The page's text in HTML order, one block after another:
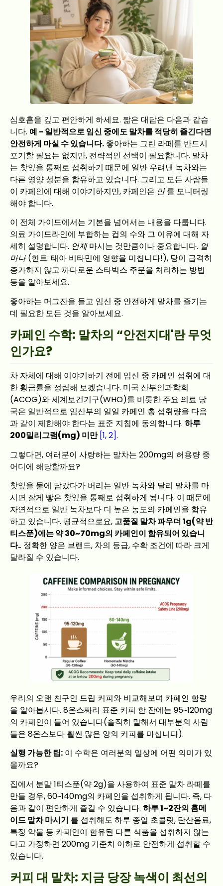
심호흡을 깊고 편안하게 하세요. 짧은 대답은 다음과 같습
니다. 예 - 일반적으로 임신 중에도 말차를 적당히 즐긴다면
안전하게 마실 수 있습니다. 좋아하는 그린 라떼를 반드시
포기할 필요는 없지만, 전략적인 선택이 필요합니다. 말차
는 찻잎을 통째로 섭취하기 때문에 일반 우려낸 녹차와는
다른 영양 성분을 함유하고 있습니다. 그리고 모든 사람들
이 카페인에 대해 이야기하지만, 카페인은 만를 모니터링
해야 합니다.
이 전체 가이드에서는 기본을 넘어서는 내용을 다룹니다.
의료 가이드라인에 부합하는 컵의 수와 그 이유에 대해 자
세히 설명합니다. 언제마시는 것만큼이나 중요합니다. 얼
마나(힌트: 태아 비타민에 영향을 미칩니다!), 당이 급격히
증가하지 않고 까다로운 스타벅스 주문을 처리하는 방법
등을 알아보세요.
좋아하는 머그잔을 들고 임신 중 안전하게 말차를 즐기는
데 필요한 모든 것을 알아보세요.
카페인 수학: 말차의 “안전지대'란 무엇
인가요?
차 자체에 대해 이야기하기 전에 임신 중 카페인 섭취에 대
한 황금률을 정립해 보겠습니다. 미국 산부인과학회
(ACOG)와 세계보건기구(WHO)를 비롯한 주요 의료 당
국은 일반적으로 임산부의 일일 카페인 총 섭취량을 다음
과 같이 제한해야 한다는 표준 지침에 동의합니다. 하루
200밀리그램(mg) 미만 [1, 2].
그렇다면, 여러분이 사랑하는 말차는 200mg의 허용량 중
어디에 해당할까요?
찻잎을 물에 담갔다가 버리는 일반 녹차와 달리 말차를 마
시면 잘게 빻은 찻잎을 통째로 섭취하게 됩니다. 이 때문에
자연적으로 일반 녹차보다 더 높은 농도의 카페인을 함유
하고 있습니다. 평균적으로요, 고품질 말차 파우더 1g(약 반
티스푼)에는 약 30~70mg의 카페인이 함유되어 있습니
다.. 정확한 양은 브랜드, 차의 등급, 수확 조건에 따라 크게
달라질 수 있습니다.
우리의 오랜 친구인 드립 커피와 비교해보며 카페인 함량
을 알아봅시다. 8온스짜리 표준 커피 한 잔에는 95~120mg
의 카페인이 들어 있습니다(솔직히 말해서 대부분의 사람
들은 8온스보다 훨씬 많은 양의 커피를 마십니다).
실행 가능한 팁: 이 수학은 여러분의 일상에 어떤 의미가 있
을까요?
집에서 분말 1티스푼(약 2g)을 사용하여 표준 말차 라떼를
만들 경우, 60~140mg의 카페인을 섭취하게 됩니다. 즉, 다
음과 같이 편안하게 즐길 수 있습니다. 하루 1~2잔의 홈메
이드 말차 마시기 를 섭취해도 하루 종일 초콜릿, 탄산음료,
특정 약물 등 카페인이 함유된 다른 식품을 섭취하지 않는
다고 가정하면 200mg 기준치 이하로 안전하게 섭취할 수
있습니다.
커피 대 말차: 지금 당장 녹색이 최선의